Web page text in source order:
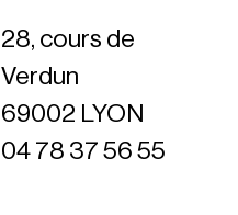
28, cours de
Verdun
69002 LYON
04 78 37 56 55